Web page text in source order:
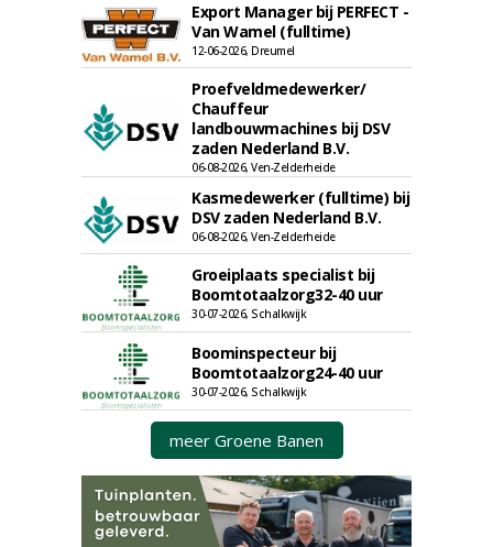
Export Manager bij PERFECT -
Van Wamel (fulltime)
12-06-2026, Dreumel
Proefveldmedewerker/
Chauffeur
landbouwmachines bij DSV
zaden Nederland B.V.
06-08-2026, Ven-Zelderheide
Kasmedewerker (fulltime) bij
DSV zaden Nederland B.V.
06-08-2026, Ven-Zelderheide
Groeiplaats specialist bij
Boomtotaalzorg32-40 uur
30-07-2026, Schalkwijk
Boominspecteur bij
Boomtotaalzorg24-40 uur
30-07-2026, Schalkwijk
meer Groene Banen